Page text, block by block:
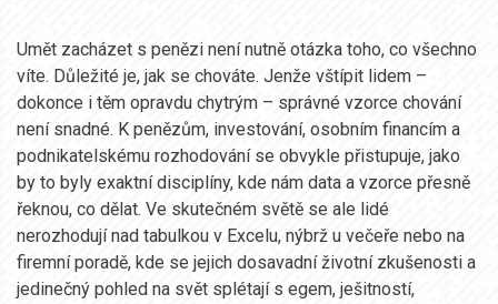
Umět zacházet s penězi není nutně otázka toho, co všechno
víte. Důležité je, jak se chováte. Jenže vštípit lidem –
dokonce i těm opravdu chytrým – správné vzorce chování
není snadné. K penězům, investování, osobním financím a
podnikatelskému rozhodování se obvykle přistupuje, jako
by to byly exaktní disciplíny, kde nám data a vzorce přesně
řeknou, co dělat. Ve skutečném světě se ale lidé
nerozhodují nad tabulkou v Excelu, nýbrž u večeře nebo na
firemní poradě, kde se jejich dosavadní životní zkušenosti a
jedinečný pohled na svět splétají s egem, ješitností,